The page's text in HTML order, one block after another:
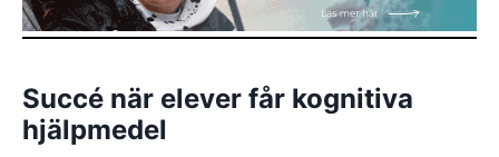
Succé när elever får kognitiva
hjälpmedel